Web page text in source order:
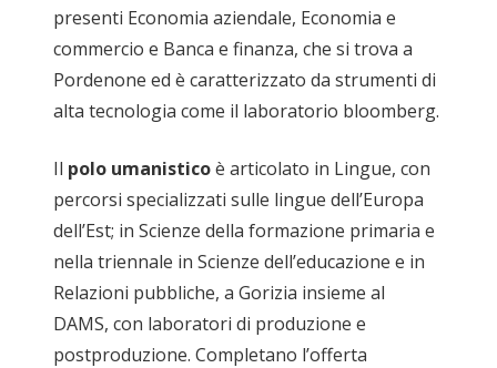
presenti Economia aziendale, Economia e
commercio e Banca e finanza, che si trova a
Pordenone ed è caratterizzato da strumenti di
alta tecnologia come il laboratorio bloomberg.
Il polo umanisticoè articolato in Lingue, con
percorsi specializzati sulle lingue dell’Europa
dell’Est; in Scienze della formazione primaria e
nella triennale in Scienze dell’educazione e in
Relazioni pubbliche, a Gorizia insieme al
DAMS, con laboratori di produzione e
postproduzione. Completano l’offerta